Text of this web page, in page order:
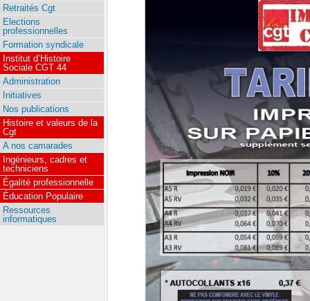
Retraités Cgt
Elections
professionnelles
Formation syndicale
Institut d’Histoire
Sociale CGT 44
Administration
Initiatives
Nos publications
Histoire et valeurs de la
Cgt
A nos camarades
Ingénieurs, cadres et
techniciens
Égalité professionnelle
Éducation Populaire
Ressources
informatiques